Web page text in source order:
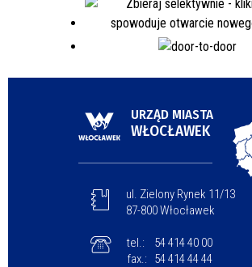
URZĄD MIASTA
WŁOCŁAWEK
ul. Zielony Rynek 11/13
87-800 Włocławek
tel.:
54 414 40 00
fax.:
54 414 44 44